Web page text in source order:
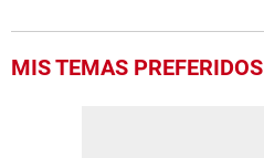
MIS TEMAS PREFERIDOS